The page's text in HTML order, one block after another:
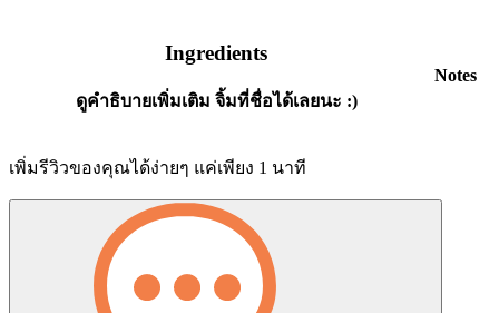
Ingredients
ดูคำธิบายเพิ่มเติม จิ้มที่ชื่อได้เลยนะ :)
Notes
เพิ่มรีวิวของคุณได้ง่ายๆ แค่เพียง 1 นาที